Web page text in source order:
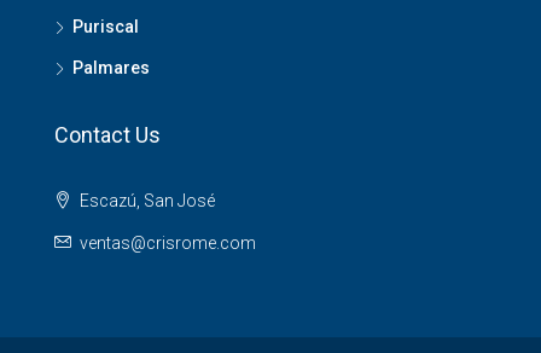
Puriscal
Palmares
Contact Us
Escazú, San José
ventas@crisrome.com